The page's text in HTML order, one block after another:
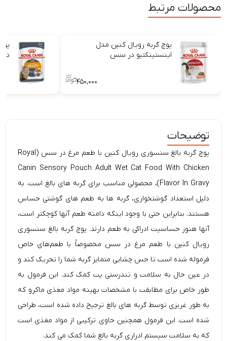
محصولات مرتبط
پوچ گربه رویال کنین مدل
اینستینکتیو در سس
۴۵۰,۰۰۰
توضیحات
پوچ گربه بالغ سنسوری رویال کنین با طعم مرغ در سس (Royal
Canin Sensory Pouch Adult Wet Cat Food With Chicken
Flavor In Gravy)، محصولی مناسب برای گربه های بالغ است. به
دلیل استعداد گوشتخواری، گربه ها به طعم های گوشتی حساس
هستند. بنابراین حتی با وجود اینکه دامنه طعم آنها کوچکتر است،
آنها هنوز حساسیت ادراکی به طعم دارند. پوچ گربه بالغ سنسوری
رویال کنین با طعم مرغ در سس مخصوصاً با طعم‌های خاص
فرموله شده است تا حس چشایی متمایز گربه شما را تحریک کند و
در عین حال به سلامت و تندرستی پت کمک کند. این فرمول به
طور خاص برای مطابقت با مشخصات بهینه مواد مغذی ماکرو که
به طور غریزی توسط گربه های بالغ ترجیح داده شده است، طراحی
شده است. این فرمول همچنین حاوی ترکیبی از مواد مغذی است
که به سلامت سیستم ادراری گربه بالغ شما کمک می کند.